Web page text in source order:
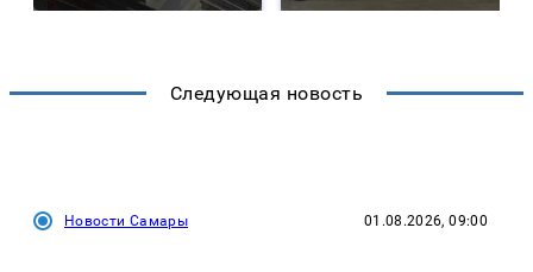
Следующая новость
Новости Самары 01.08.2026, 09:00